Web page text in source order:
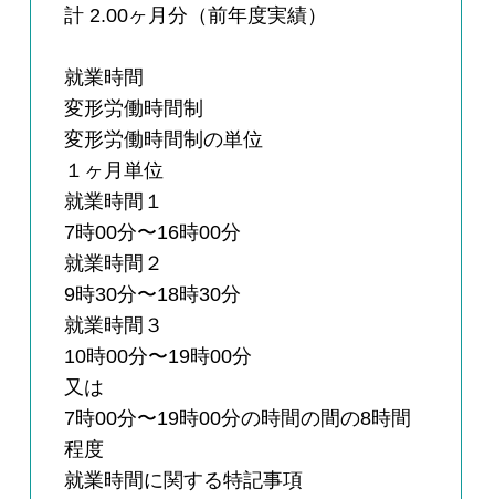
計 2.00ヶ月分（前年度実績）
就業時間
変形労働時間制
変形労働時間制の単位
１ヶ月単位
就業時間１
7時00分〜16時00分
就業時間２
9時30分〜18時30分
就業時間３
10時00分〜19時00分
又は
7時00分〜19時00分の時間の間の8時間
程度
就業時間に関する特記事項